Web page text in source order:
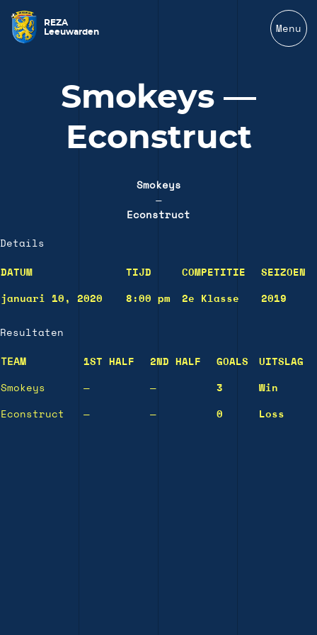
REZA
Leeuwarden
Menu
Smokeys —
Econstruct
Smokeys
—
Econstruct
Details
DATUM TIJD COMPETITIE SEIZOEN
januari 10, 2020 8:00 pm 2e Klasse 2019
Resultaten
TEAM 1ST HALF 2ND HALF GOALS UITSLAG
Smokeys — — 3 Win
Econstruct — — 0 Loss